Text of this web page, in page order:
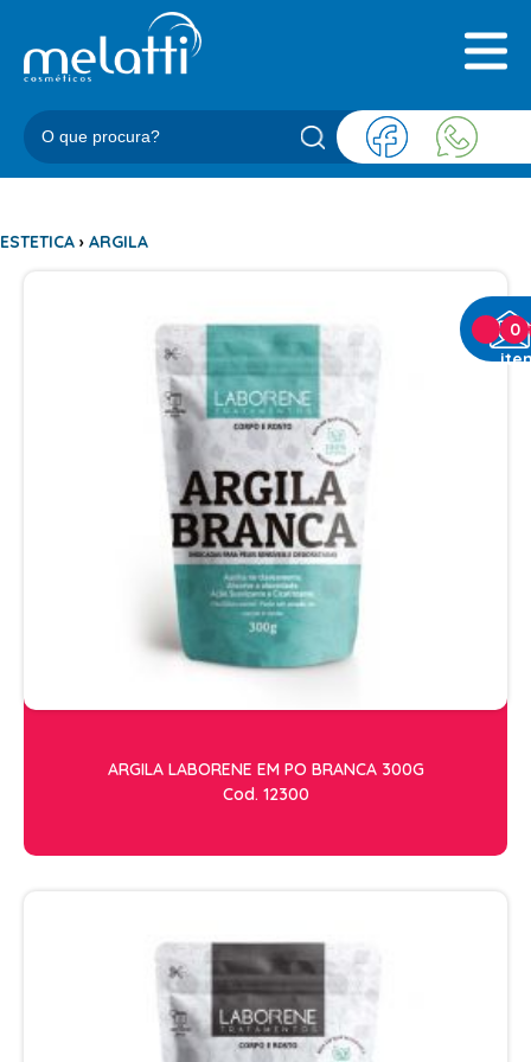
REPRESENTANTES
BARBEARIA
ACESSORIOS BARBER
BALM
BLEND
ESCOVAS
FINALIZADORES
LAMINAS E PENTES MAQUINA
PENTES
POMADAS + GEL
TESOURAS
AGUA OXIGENADA
ALISAMENTO
COLORAÇÃO
0
ESTETICA › ARGILA
ARGILA LABORENE EM PO BRANCA 300G
Cod. 12300